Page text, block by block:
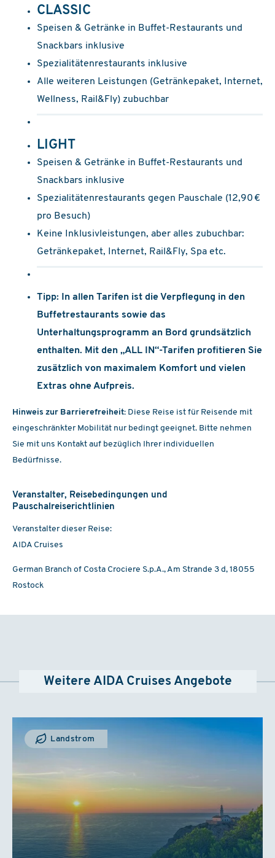
CLASSIC
Speisen & Getränke in Buffet-Restaurants und
Snackbars inklusive
Spezialitätenrestaurants inklusive
Alle weiteren Leistungen (Getränkepaket, Internet,
Wellness, Rail&Fly) zubuchbar
LIGHT
Speisen & Getränke in Buffet-Restaurants und
Snackbars inklusive
Spezialitätenrestaurants gegen Pauschale (12,90 €
pro Besuch)
Keine Inklusivleistungen, aber alles zubuchbar:
Getränkepaket, Internet, Rail&Fly, Spa etc.
Tipp:
In allen Tarifen ist die Verpflegung in den
Buffetrestaurants sowie das
Unterhaltungsprogramm an Bord grundsätzlich
enthalten. Mit den „ALL IN“-Tarifen profitieren Sie
zusätzlich von maximalem Komfort und vielen
Extras ohne Aufpreis.
Hinweis zur Barrierefreiheit: Diese Reise ist für Reisende mit
eingeschränkter Mobilität nur bedingt geeignet. Bitte nehmen
Sie mit uns Kontakt auf bezüglich Ihrer individuellen
Bedürfnisse.
Veranstalter, Reisebedingungen und
Pauschalreiserichtlinien
Veranstalter dieser Reise:
AIDA Cruises
German Branch of Costa Crociere S.p.A., Am Strande 3 d, 18055
Rostock
Weitere AIDA Cruises Angebote
Landstrom